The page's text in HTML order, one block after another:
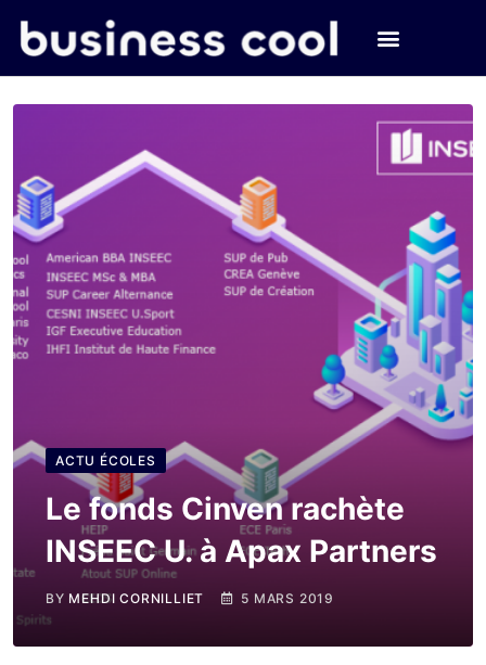
ACTU ÉCOLES
Le fonds Cinven rachète
INSEEC U. à Apax Partners
BY MEHDI CORNILLIET 5 MARS 2019